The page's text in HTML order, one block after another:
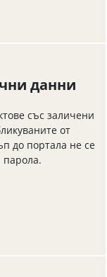
данни
със заличени
от
до портала не се
парола.